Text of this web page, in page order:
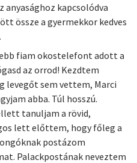
anyasághoz kapcsolódva
össze a gyermekkor kedves
fiam okostelefont adott a
az orrod! Kezdtem
levegőt sem vettem, Marci
abba. Túl hosszú.
tanuljam a rövid,
lett előttem, hogy főleg a
postázom
Palackpostának neveztem